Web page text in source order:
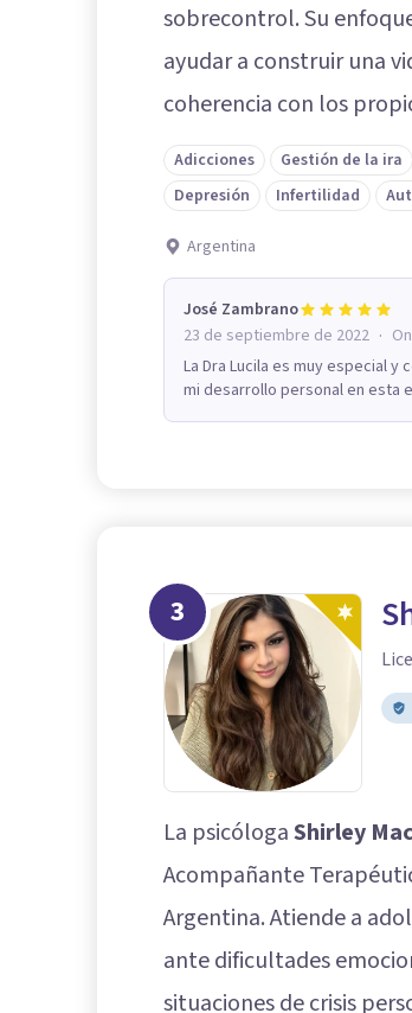
sobrecontrol. Su
ayudar a construir una
coherencia con los
Adicciones Gestión de la ira
Depresión
Infertilidad
Argentina
José Zambrano
23 de septiembre de 2022 ·
La Dra Lucila es muy especial
mi desarrollo personal en esta
3
La psicólogaShirley
Acompañante
Argentina. Atiende a
ante dificultades
situaciones de crisis